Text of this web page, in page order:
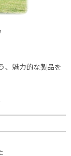
、魅力的な製品を